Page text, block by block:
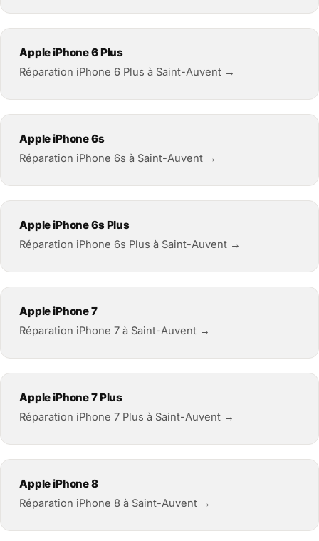
Apple iPhone 6 Plus
Réparation iPhone 6 Plus à Saint-Auvent →
Apple iPhone 6s
Réparation iPhone 6s à Saint-Auvent →
Apple iPhone 6s Plus
Réparation iPhone 6s Plus à Saint-Auvent →
Apple iPhone 7
Réparation iPhone 7 à Saint-Auvent →
Apple iPhone 7 Plus
Réparation iPhone 7 Plus à Saint-Auvent →
Apple iPhone 8
Réparation iPhone 8 à Saint-Auvent →